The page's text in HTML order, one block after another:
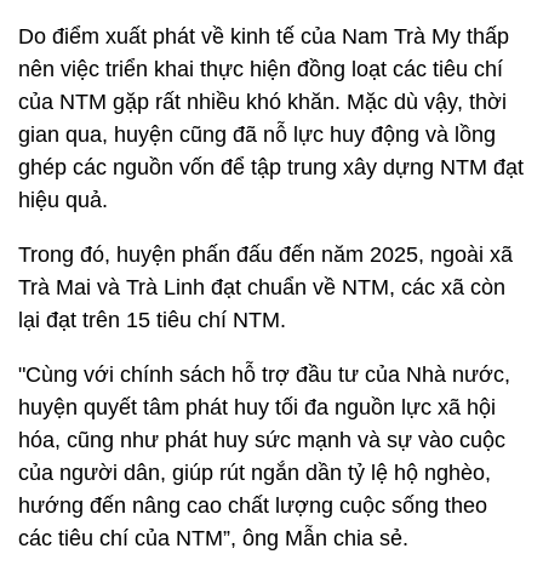
Do điểm xuất phát về kinh tế của Nam Trà My thấp
nên việc triển khai thực hiện đồng loạt các tiêu chí
của NTM gặp rất nhiều khó khăn. Mặc dù vậy, thời
gian qua, huyện cũng đã nỗ lực huy động và lồng
ghép các nguồn vốn để tập trung xây dựng NTM đạt
hiệu quả.
Trong đó, huyện phấn đấu đến năm 2025, ngoài xã
Trà Mai và Trà Linh đạt chuẩn về NTM, các xã còn
lại đạt trên 15 tiêu chí NTM.
"Cùng với chính sách hỗ trợ đầu tư của Nhà nước,
huyện quyết tâm phát huy tối đa nguồn lực xã hội
hóa, cũng như phát huy sức mạnh và sự vào cuộc
của người dân, giúp rút ngắn dần tỷ lệ hộ nghèo,
hướng đến nâng cao chất lượng cuộc sống theo
các tiêu chí của NTM”, ông Mẫn chia sẻ.